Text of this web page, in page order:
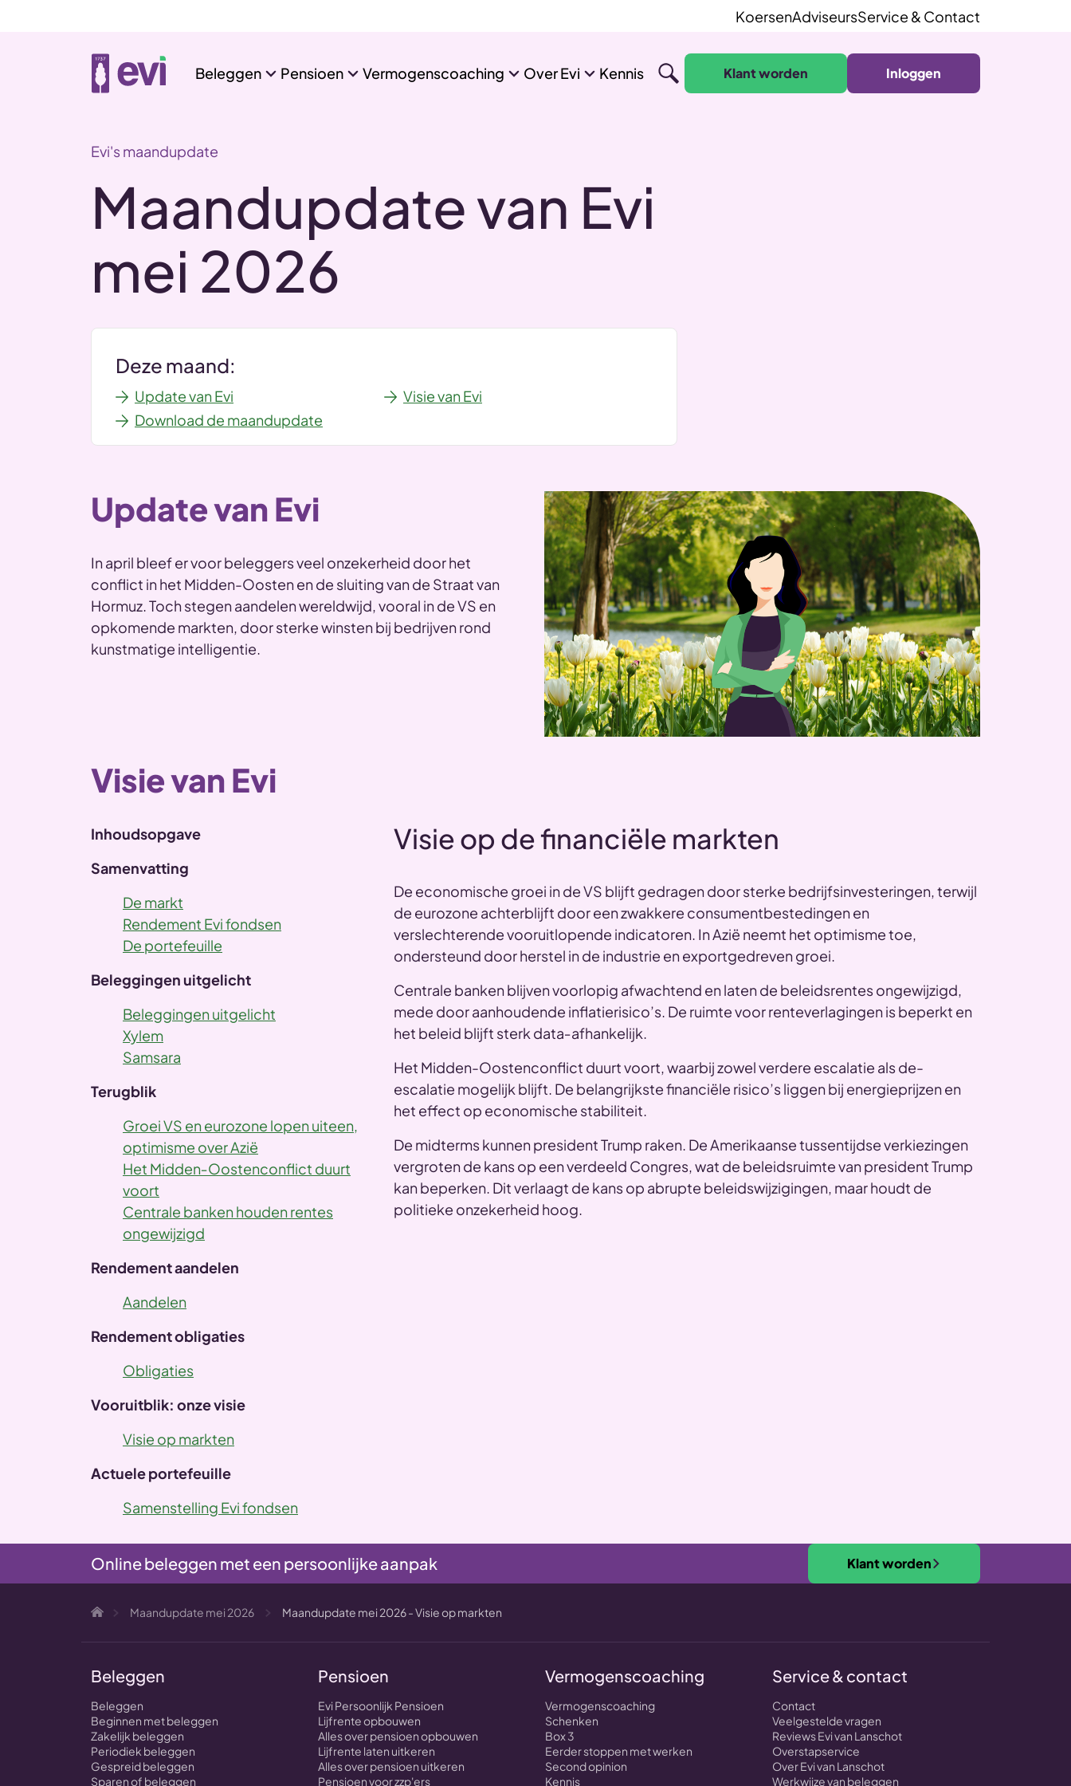
KoersenAdviseursService & Contact
Beleggen Pensioen Vermogenscoaching Over Evi Kennis Klant worden Inloggen
Evi's maandupdate
Maandupdate van Evi
mei 2026
Deze maand:
Update van Evi
Visie van Evi
Download de maandupdate
Update van Evi
In april bleef er voor beleggers veel onzekerheid door het
conflict in het Midden-Oosten en de sluiting van de Straat van
Hormuz. Toch stegen aandelen wereldwijd, vooral in de VS en
opkomende markten, door sterke winsten bij bedrijven rond
kunstmatige intelligentie.
Visie van Evi
Inhoudsopgave
Samenvatting
De markt
Rendement Evi fondsen
De portefeuille
Beleggingen uitgelicht
Beleggingen uitgelicht
Xylem
Samsara
Terugblik
Groei VS en eurozone lopen uiteen,
optimisme over Azië
Het Midden‑Oostenconflict duurt
voort
Centrale banken houden rentes
ongewijzigd
Rendement aandelen
Aandelen
Rendement obligaties
Obligaties
Vooruitblik: onze visie
Visie op markten
Actuele portefeuille
Samenstelling Evi fondsen
Visie op de financiële markten
De economische groei in de VS blijft gedragen door sterke bedrijfsinvesteringen, terwijl
de eurozone achterblijft door een zwakkere consumentbestedingen en
verslechterende vooruitlopende indicatoren. In Azië neemt het optimisme toe,
ondersteund door herstel in de industrie en exportgedreven groei.
Centrale banken blijven voorlopig afwachtend en laten de beleidsrentes ongewijzigd,
mede door aanhoudende inflatierisico’s. De ruimte voor renteverlagingen is beperkt en
het beleid blijft sterk data‑afhankelijk.
Het Midden-Oostenconflict duurt voort, waarbij zowel verdere escalatie als de-
escalatie mogelijk blijft. De belangrijkste financiële risico’s liggen bij energieprijzen en
het effect op economische stabiliteit.
De midterms kunnen president Trump raken. De Amerikaanse tussentijdse verkiezingen
vergroten de kans op een verdeeld Congres, wat de beleidsruimte van president Trump
kan beperken. Dit verlaagt de kans op abrupte beleidswijzigingen, maar houdt de
politieke onzekerheid hoog.
Online beleggen met een persoonlijke aanpak Klant worden
Maandupdate mei 2026 Maandupdate mei 2026 - Visie op markten
Beleggen
Beleggen
Beginnen met beleggen
Zakelijk beleggen
Periodiek beleggen
Gespreid beleggen
Sparen of beleggen
Pensioen
Evi Persoonlijk Pensioen
Lijfrente opbouwen
Alles over pensioen opbouwen
Lijfrente laten uitkeren
Alles over pensioen uitkeren
Pensioen voor zzp'ers
Vermogenscoaching
Vermogenscoaching
Schenken
Box 3
Eerder stoppen met werken
Second opinion
Kennis
Service & contact
Contact
Veelgestelde vragen
Reviews Evi van Lanschot
Overstapservice
Over Evi van Lanschot
Werkwijze van beleggen